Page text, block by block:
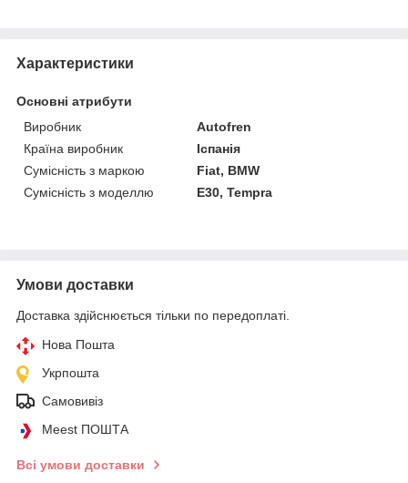
Характеристики
Основні атрибути
Виробник
Autofren
Країна виробник
Іспанія
Сумісність з маркою
Fiat, BMW
Сумісність з моделлю
E30, Tempra
Умови доставки
Доставка здійснюється тільки по передоплаті.
Нова Пошта
Укрпошта
Самовивіз
Meest ПОШТА
Всі умови доставки